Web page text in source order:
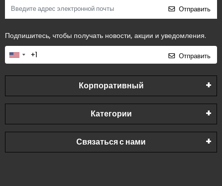
Отправить
Подпишитесь, чтобы получать новости, акции и уведомления.
Отправить
Корпоративный
Категории
Связаться с нами